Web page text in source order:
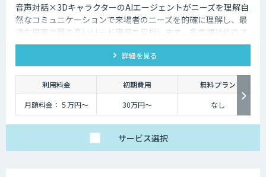
音声対話×3DキャラクターのAIエージェントがニーズを理解自
然なコミュニケーションで来場者のニーズを的確に理解し、最
適な提案で質の高いリード獲得を目指します。多言語対応のス
タッフとして、人件費削減も実現。対話記録の取得・分析で展
示会後の追客も確実な成果へ。詳細を見る
利用料金 初期費用
無料プラン
月額料金：５万円〜
30万円〜 なし
サービス選択